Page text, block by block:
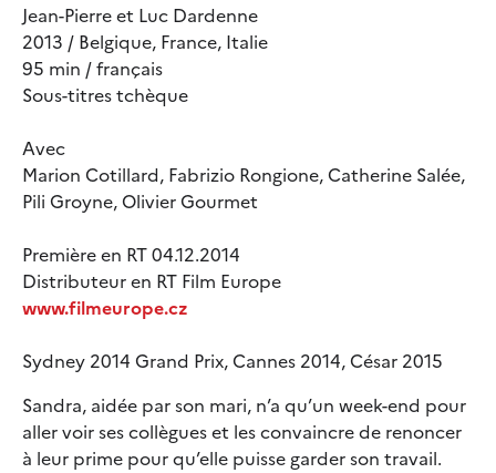
Jean-Pierre et Luc Dardenne
2013 / Belgique, France, Italie
95 min / français
Sous-titres tchèque
Avec
Marion Cotillard, Fabrizio Rongione, Catherine Salée,
Pili Groyne, Olivier Gourmet
Première en RT 04.12.2014
Distributeur en RT Film Europe
www.filmeurope.cz
Sydney 2014 Grand Prix, Cannes 2014, César 2015
Sandra, aidée par son mari, n’a qu’un week-end pour
aller voir ses collègues et les convaincre de renoncer
à leur prime pour qu’elle puisse garder son travail.